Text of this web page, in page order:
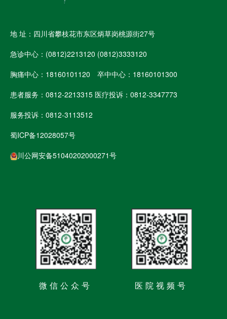
地 址：四川省攀枝花市东区炳草岗桃源街27号
急诊中心：(0812)2213120 (0812)3333120
胸痛中心：18160101120 卒中中心：18160101300
患者服务：0812-2213315 医疗投诉：0812-3347773
服务投诉：0812-3113512
蜀ICP备12028057号
川公网安备51040202000271号
微信公众号 医院视频号